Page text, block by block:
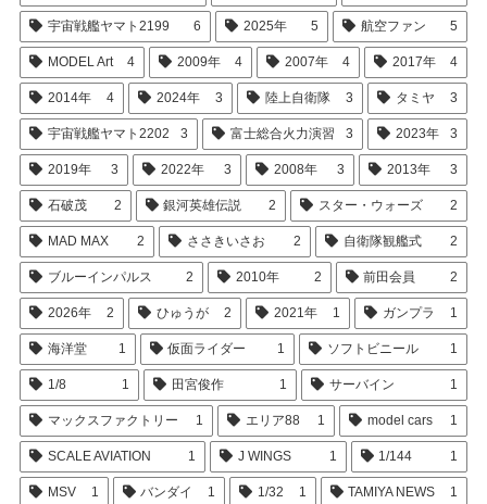
宇宙戦艦ヤマト2199 6 2025年 5 航空ファン 5
MODEL Art 4 2009年 4 2007年 4 2017年 4
2014年 4 2024年 3 陸上自衛隊 3 タミヤ 3
宇宙戦艦ヤマト2202 3 富士総合火力演習 3 2023年 3
2019年 3 2022年 3 2008年 3 2013年 3
石破茂 2 銀河英雄伝説 2 スター・ウォーズ 2
MAD MAX 2 ささきいさお 2 自衛隊観艦式 2
ブルーインパルス 2 2010年 2 前田会員 2
2026年 2 ひゅうが 2 2021年 1 ガンプラ 1
海洋堂 1 仮面ライダー 1 ソフトビニール 1
1/8 1 田宮俊作 1 サーバイン 1
マックスファクトリー 1 エリア88 1 model cars 1
SCALE AVIATION 1 J WINGS 1 1/144 1
MSV 1 バンダイ 1 1/32 1 TAMIYA NEWS 1